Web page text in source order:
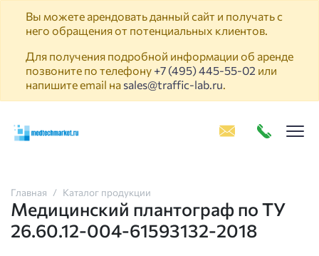
Вы можете арендовать данный сайт и получать с
него обращения от потенциальных клиентов.
Для получения подробной информации об аренде
позвоните по телефону +7 (495) 445-55-02 или
напишите email на sales@traffic-lab.ru.
Главная Каталог продукции
Медицинский плантограф по ТУ
26.60.12-004-61593132-2018